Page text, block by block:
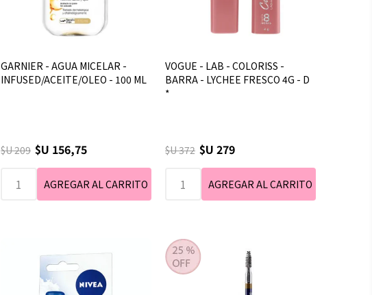
GARNIER - AGUA MICELAR -
INFUSED/ACEITE/OLEO - 100 ML
$U 209 $U 156,75
VOGUE - LAB - COLORISS -
BARRA - LYCHEE FRESCO 4G - D
*
$U 372 $U 279